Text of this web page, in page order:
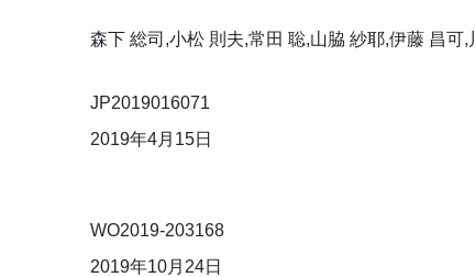
森下 総司,小松 則夫,常田 聡,山脇 紗耶,伊藤 昌可,
JP2019016071
2019年4月15日
WO2019-203168
2019年10月24日